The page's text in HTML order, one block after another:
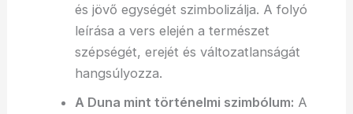
és jövő egységét szimbolizálja. A folyó
leírása a vers elején a természet
szépségét, erejét és változatlanságát
hangsúlyozza.
A Duna mint történelmi szimbólum: A